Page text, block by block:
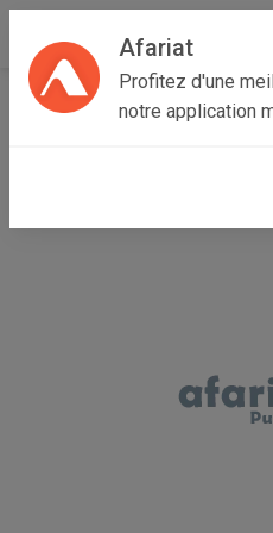
Afariat
Profitez d'une
notre application
Accueil Recherche Grand